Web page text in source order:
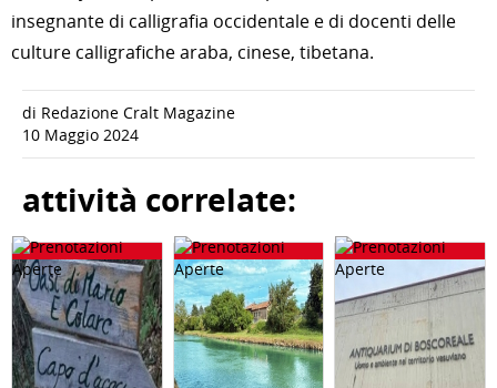
insegnante di calligrafia occidentale e di docenti delle
culture calligrafiche araba, cinese, tibetana.
di Redazione Cralt Magazine
10 Maggio 2024
attività correlate: